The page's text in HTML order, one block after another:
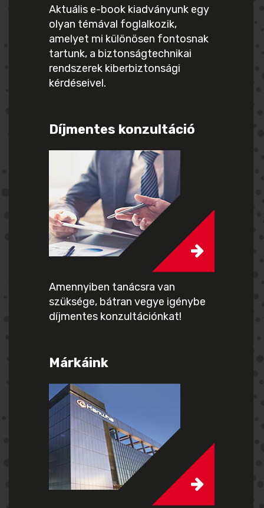
Aktuális e-book kiadványunk egy
olyan témával foglalkozik,
amelyet mi különösen fontosnak
tartunk, a biztonságtechnikai
rendszerek kiberbiztonsági
kérdéseivel.
Díjmentes konzultáció
Amennyiben tanácsra van
szüksége, bátran vegye igénybe
díjmentes konzultációnkat!
Márkáink